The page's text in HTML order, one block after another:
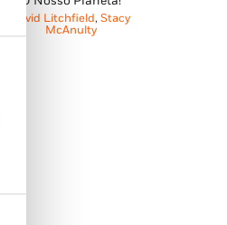
originalatual
David Litchfield,Stacy
McAnulty